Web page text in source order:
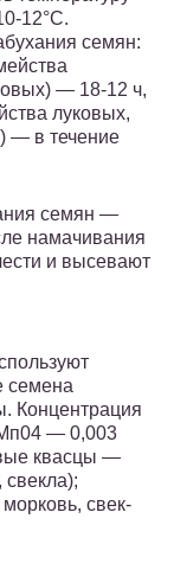
12°С.
се­мян:
— 18-12 ч,
луковых,
— в течение
семян —
намачивания
и высевают
семена
Концентрация
4 — 0,003
квасцы —
морковь, свек­